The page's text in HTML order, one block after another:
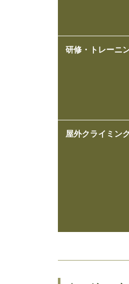
研修・トレーニ
屋外クライミン